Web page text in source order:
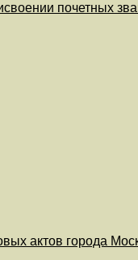
почетных
актов города